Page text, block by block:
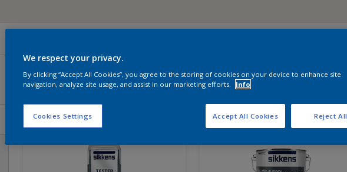
54resultaten voor jou
We respect your privacy.
By clicking “Accept All Cookies”, you agree to the storing of cookies on your device to enhance site
navigation, analyze site usage, and assist in our marketing efforts.
Info
Cookies Settings Reject All
Accept All Cookies